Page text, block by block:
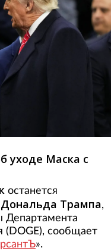
уходе Маска с
останется
Дональда Трампа,
Департамента
(DOGE), сообщает
».